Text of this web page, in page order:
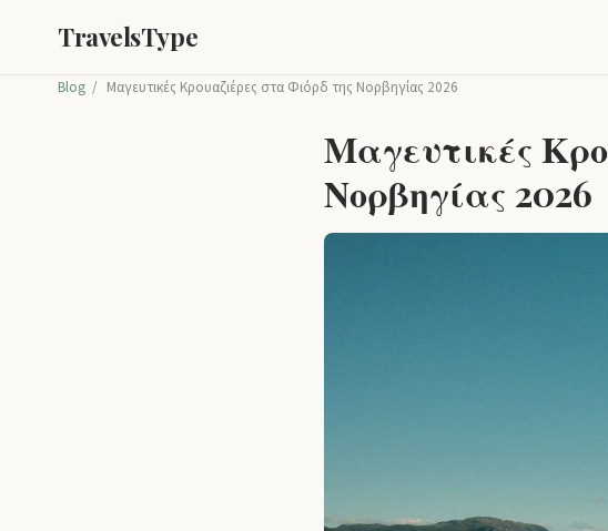
TravelsType
Blog / Μαγευτικές Κρουαζιέρες στα Φιόρδ της Νορβηγίας 2026
Μαγευτικές
Νορβηγίας 2026